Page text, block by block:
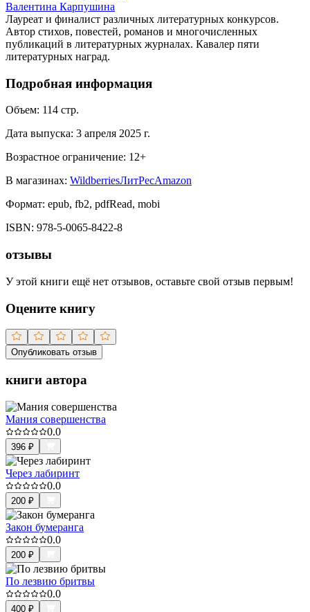
Валентина Карпушина
Лауреат и финалист различных литературных конкурсов.
Автор стихов, повестей, романов и многочисленных
публикаций в литературных журналах. Кавалер пяти
литературных наград.
Подробная информация
Объем: 114 стр.
Дата выпуска: 3 апреля 2025 г.
Возрастное ограничение: 12+
В магазинах: WildberriesЛитРесAmazon
Формат: epub, fb2, pdfRead, mobi
ISBN: 978-5-0065-8422-8
отзывы
У этой книги ещё нет отзывов, оставьте свой отзыв первым!
Оцените книгу
Опубликовать отзыв
книги автора
Мания совершенства
0.0
396 ₽
Через лабиринт
0.0
200 ₽
Закон бумеранга
0.0
200 ₽
По лезвию бритвы
0.0
400 ₽